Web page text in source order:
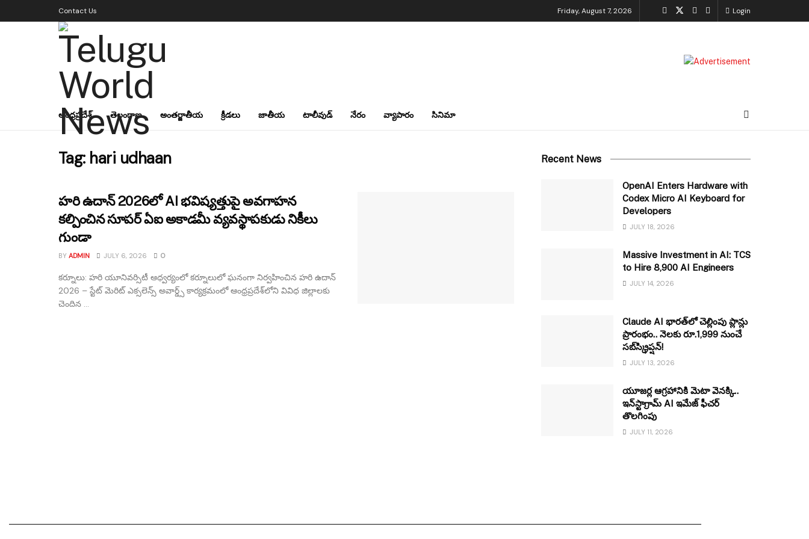
Contact Us Friday, August 7, 2026 Login
ఆంధ్రప్రదేశ్ తెలంగాణ అంతర్జాతీయ క్రీడలు జాతీయ టాలీవుడ్ నేరం వ్యాపారం సినిమా
Tag: hari udhaan
హరి ఉదాన్ 2026లో AI భవిష్యత్తుపై అవగాహన
కల్పించిన సూపర్ ఏఐ అకాడమీ వ్యవస్థాపకుడు నికీలు
గుండా
BY ADMIN JULY 6, 2026 0
కర్నూలు: హరి యూనివర్సిటీ ఆధ్వర్యంలో కర్నూలులో ఘనంగా నిర్వహించిన హరి ఉదాన్
2026 – స్టేట్ మెరిట్ ఎక్సలెన్స్ అవార్డ్స్ కార్యక్రమంలో ఆంధ్రప్రదేశ్‌లోని వివిధ జిల్లాలకు
చెందిన ...
Recent News
OpenAI Enters Hardware with
Codex Micro AI Keyboard for
Developers
JULY 18, 2026
Massive Investment in AI: TCS
to Hire 8,900 AI Engineers
JULY 14, 2026
Claude AI భారత్‌లో చెల్లింపు ప్లాన్లు
ప్రారంభం.. నెలకు రూ.1,999 నుంచే
సబ్‌స్క్రిప్షన్!
JULY 13, 2026
యూజర్ల ఆగ్రహానికి మెటా వెనక్కి..
ఇన్‌స్టాగ్రామ్ AI ఇమేజ్ ఫీచర్
తొలగింపు
JULY 11, 2026